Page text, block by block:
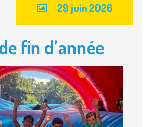
29 juin 2026
fin d’année